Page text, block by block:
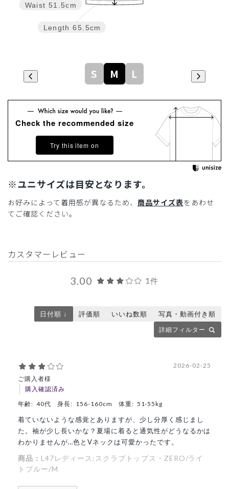
Length 65.5cm
Waist 51.5cm
S M L
Check the recommended size
Try this item on
※ユニサイズは目安となります。
お好みによって着用感が異なるため、 商品サイズ表をあわせ
てご確認ください。
カスタマーレビュー
3.00 1件
詳細フィルター
日付順 ↓ 評価順 いいね数順 写真・動画付き順
ご購入者様
購入確認済み
2026-02-25
年齢: 40代 身長: 156-160cm 体重: 51-55kg
着ていないような感覚とありますが、少し分厚く感じまし
た。袖が少し長いかな？夏場に着ると通気性がどうなるかは
わかりませんが…色とVネックは可愛かったです。
商品： L47レディース:スクラブトップス・ZERO/ライ
トブルー/M